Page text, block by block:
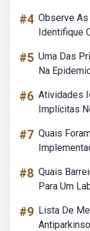
#4 Observe
Identifique
#5 Uma Das
Na
#6 Atividades
Implícitas
#7 Quais
#8 Quais
Para Um
#9 Lista De